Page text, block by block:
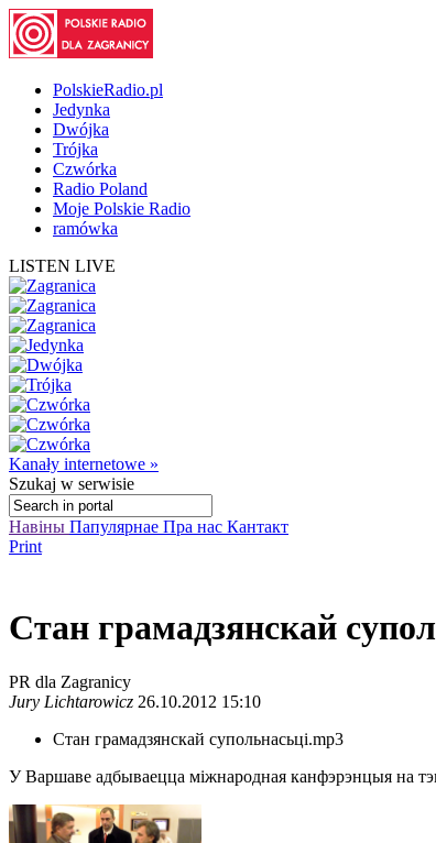
PolskieRadio.pl
Jedynka
Dwójka
Trójka
Czwórka
Radio Poland
Moje Polskie Radio
ramówka
LISTEN LIVE
Kanały internetowe »
Szukaj w serwisie
Навіны Папулярнае Пра нас Кантакт
Print
Стан грамадзянскай
PR dla Zagranicy
Jury Lichtarowicz 26.10.2012 15:10
Стан грамадзянскай супольнасьці.mp3
У Варшаве адбываецца міжнародная канфэрэнцыя на